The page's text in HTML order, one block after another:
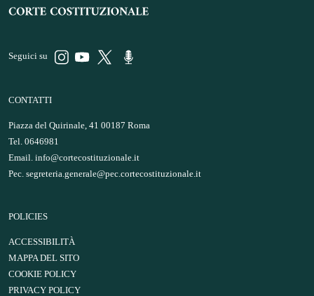
Seguici su
CONTATTI
Piazza del Quirinale, 41 00187 Roma
Tel. 0646981
Email. info@cortecostituzionale.it
Pec. segreteria.generale@pec.cortecostituzionale.it
POLICIES
ACCESSIBILITÀ
MAPPA DEL SITO
COOKIE POLICY
PRIVACY POLICY